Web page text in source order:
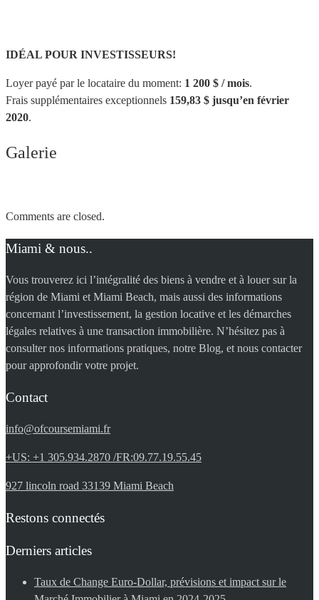
IDÉAL POUR INVESTISSEURS!
Loyer payé par le locataire du moment: 1 200 $ / mois.
Frais supplémentaires exceptionnels 159,83 $ jusqu’en février
2020.
Galerie
Comments are closed.
Miami & nous..
Vous trouverez ici l’intégralité des biens à vendre et à louer sur la
région de Miami et Miami Beach, mais aussi des informations
concernant l’investissement, la gestion locative et les démarches
légales relatives à une transaction immobilière. N’hésitez pas à
consulter nos informations pratiques, notre Blog, et nous contacter
pour approfondir votre projet.
Contact
info@ofcoursemiami.fr
+US: +1 305.934.2870 /FR:09.77.19.55.45
927 lincoln road 33139 Miami Beach
Restons connectés
Derniers articles
Taux de Change Euro-Dollar, prévisions et impact sur le